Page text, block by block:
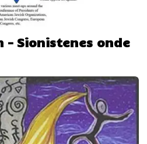
Sionistenes onde